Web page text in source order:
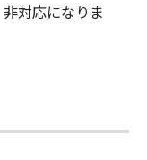
対応になりま